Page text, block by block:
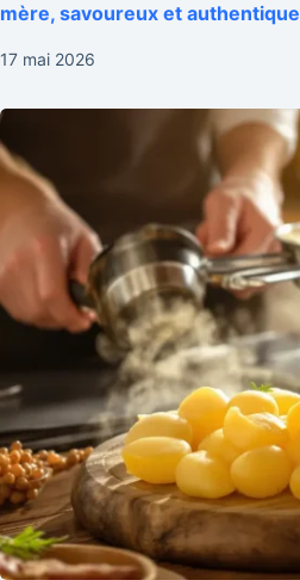
mère, savoureux et authentique
17 mai 2026